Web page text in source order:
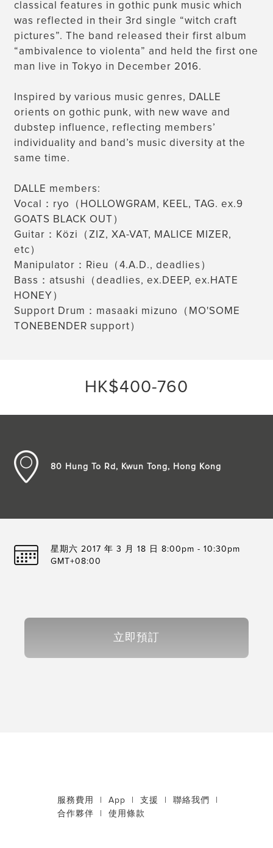
classical features in gothic punk music which
was reflected in their 3rd single “witch craft
pictures”. The band released their first album
“ambivalence to violenta” and held the first one
man live in Tokyo in December 2016.
Inspired by various music genres, DALLE
orients on gothic punk, with new wave and
dubstep influence, reflecting members’
individuality and band’s music diversity at the
same time.
DALLE members:
Vocal：ryo（HOLLOWGRAM, KEEL, TAG. ex.9
GOATS BLACK OUT）
Guitar：Közi（ZIZ, XA-VAT, MALICE MIZER,
etc）
Manipulator：Rieu（4.A.D., deadlies）
Bass：atsushi（deadlies, ex.DEEP, ex.HATE
HONEY）
Support Drum：masaaki mizuno（MO'SOME
TONEBENDER support）
HK$400-760
80 Hung To Rd, Kwun Tong, Hong Kong
星期六 2017 年 3 月 18 日 8:00pm - 10:30pm
GMT+08:00
立即預訂
服務費用 App 支援 聯絡我們
合作夥伴
使用條款